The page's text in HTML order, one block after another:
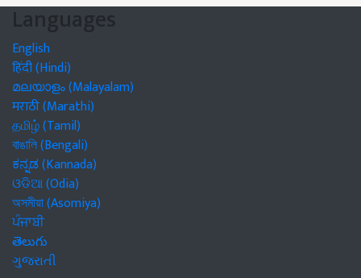
Languages
English
हिंदी (Hindi)
മലയാളം (Malayalam)
मराठी (Marathi)
தமிழ் (Tamil)
বাঙালি (Bengali)
ಕನ್ನಡ (Kannada)
ଓଡିଆ (Odia)
অসমীয়া (Asomiya)
ਪੰਜਾਬੀ
తెలుగు
ગુજરાતી